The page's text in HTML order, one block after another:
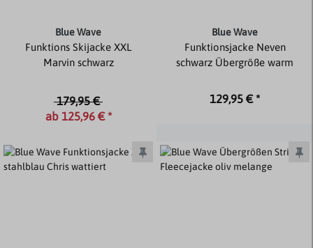
Blue Wave
Funktions Skijacke XXL
Marvin schwarz
179,95 €
ab 125,96 € *
Blue Wave
Funktionsjacke Neven
schwarz Übergröße warm
129,95 € *